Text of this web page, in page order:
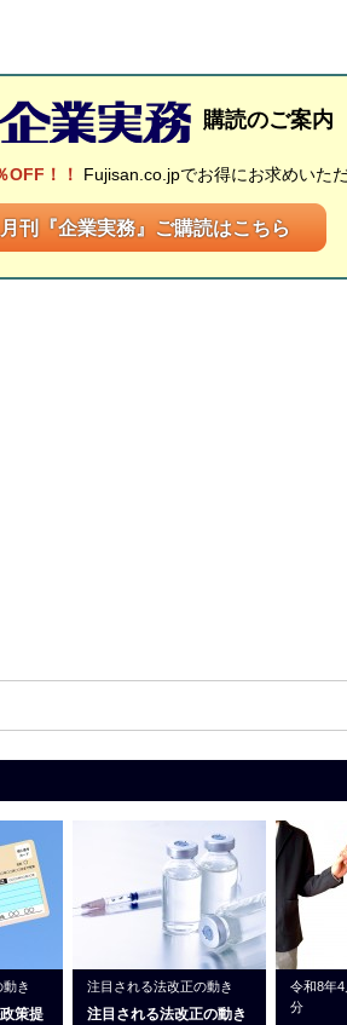
購読のご案内
OFF！！ Fujisan.co.jpでお得にお求めいた
月刊『企業実務』ご購読はこちら
き
策提
注目される法改正の動き
注目される法改正の動き
令和8年
分